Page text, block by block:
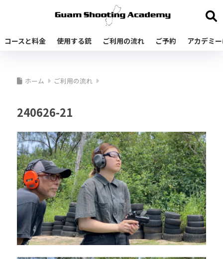
コースと料金 使用する銃 ご利用の流れ ご予約 アカデミ
ホーム ご利用の流れ
240626-21